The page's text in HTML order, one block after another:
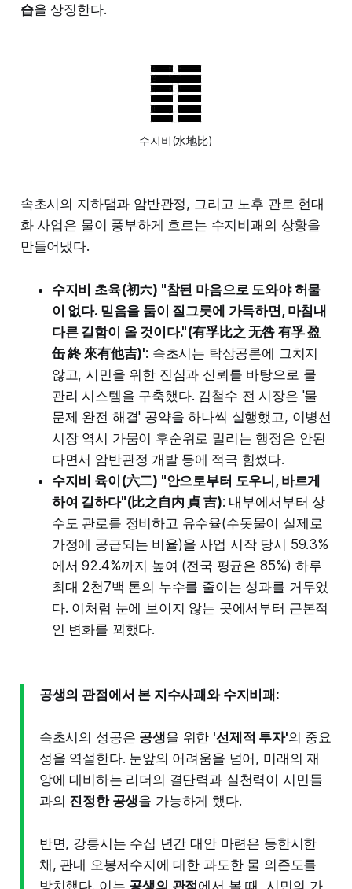
습을 상징한다.
수지비(水地比)
속초시의 지하댐과 암반관정, 그리고 노후 관로 현대
화 사업은 물이 풍부하게 흐르는 수지비괘의 상황을
만들어냈다.
수지비 초육(初六) "참된 마음으로 도와야 허물
이 없다. 믿음을 둠이 질그릇에 가득하면, 마침내
다른 길함이 올 것이다."(有孚比之 无咎 有孚 盈
缶 終 來有他吉)': 속초시는 탁상공론에 그치지
않고, 시민을 위한 진심과 신뢰를 바탕으로 물
관리 시스템을 구축했다. 김철수 전 시장은 '물
문제 완전 해결' 공약을 하나씩 실행했고, 이병선
시장 역시 가뭄이 후순위로 밀리는 행정은 안된
다면서 암반관정 개발 등에 적극 힘썼다.
수지비 육이(六二) "안으로부터 도우니, 바르게
하여 길하다"(比之自内 貞 吉): 내부에서부터 상
수도 관로를 정비하고 유수율(수돗물이 실제로
가정에 공급되는 비율)을 사업 시작 당시 59.3%
에서 92.4%까지 높여 (전국 평균은 85%) 하루
최대 2천7백 톤의 누수를 줄이는 성과를 거두었
다. 이처럼 눈에 보이지 않는 곳에서부터 근본적
인 변화를 꾀했다.
공생의 관점에서 본 지수사괘와 수지비괘:
속초시의 성공은 공생을 위한 '선제적 투자'의 중요
성을 역설한다. 눈앞의 어려움을 넘어, 미래의 재
앙에 대비하는 리더의 결단력과 실천력이 시민들
과의 진정한 공생을 가능하게 했다.
반면, 강릉시는 수십 년간 대안 마련은 등한시한
채, 관내 오봉저수지에 대한 과도한 물 의존도를
방치했다. 이는 공생의 관점에서 볼 때, 시민의 가